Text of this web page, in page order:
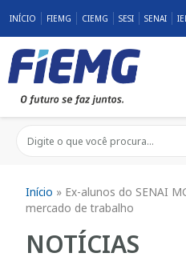
INÍCIO FIEMG CIEMG SESI SENAI
Início » Ex-alunos do SENAI
mercado de trabalho
NOTÍCIAS